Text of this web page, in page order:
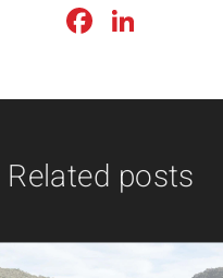
Facebook
Related posts